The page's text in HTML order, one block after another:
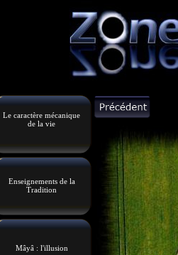
Le caractère mécanique
de la vie
Enseignements de la
Tradition
Mâyâ : l'illusion